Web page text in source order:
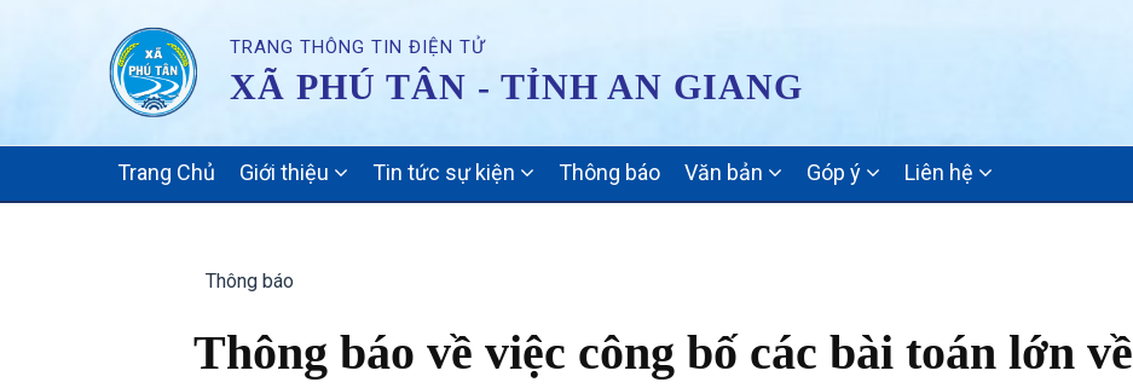
TRANG THÔNG TIN ĐIỆN TỬ
XÃ PHÚ TÂN - TỈNH AN GIANG
NAVIGATION
Trang Chủ Giới thiệu Tin tức sự kiện Thông báo Văn bản Góp ý Liên hệ
Thông báo
Thông báo về việc công bố các bài toán lớn về